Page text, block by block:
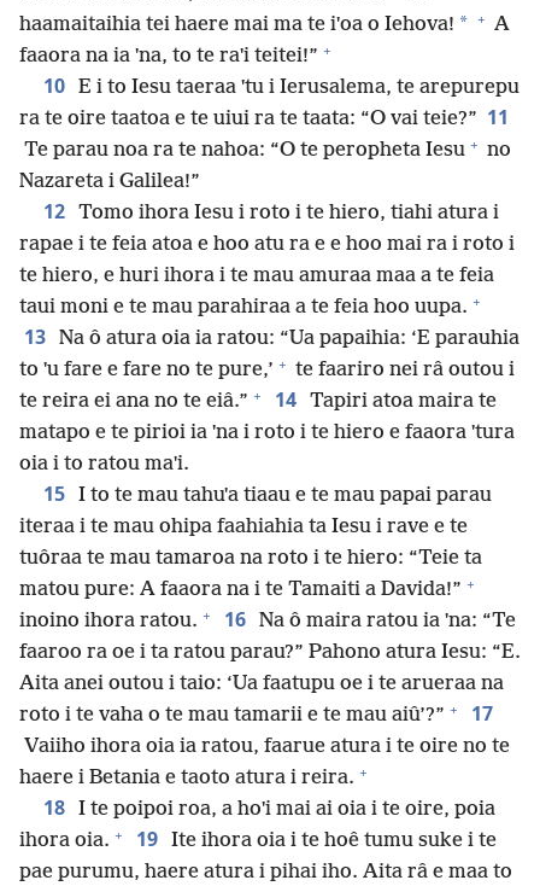
haamaitaihia tei haere mai ma te iˈoa o Iehova! * + A
faaora na ia ˈna, to te raˈi teitei!” +
10 E i to Iesu taeraa ˈtu i Ierusalema, te arepurepu
ra te oire taatoa e te uiui ra te taata: “O vai teie?” 11
Te parau noa ra te nahoa: “O te peropheta Iesu + no
Nazareta i Galilea!”
12 Tomo ihora Iesu i roto i te hiero, tiahi atura i
rapae i te feia atoa e hoo atu ra e e hoo mai ra i roto i
te hiero, e huri ihora i te mau amuraa maa a te feia
taui moni e te mau parahiraa a te feia hoo uupa. +
13 Na ô atura oia ia ratou: “Ua papaihia: ‘E parauhia
to ˈu fare e fare no te pure,’ + te faariro nei râ outou i
te reira ei ana no te eiâ.” + 14 Tapiri atoa maira te
matapo e te pirioi ia ˈna i roto i te hiero e faaora ˈtura
oia i to ratou maˈi.
15 I to te mau tahuˈa tiaau e te mau papai parau
iteraa i te mau ohipa faahiahia ta Iesu i rave e te
tuôraa te mau tamaroa na roto i te hiero: “Teie ta
matou pure: A faaora na i te Tamaiti a Davida!” +
inoino ihora ratou. + 16 Na ô maira ratou ia ˈna: “Te
faaroo ra oe i ta ratou parau?” Pahono atura Iesu: “E.
Aita anei outou i taio: ‘Ua faatupu oe i te arueraa na
roto i te vaha o te mau tamarii e te mau aiû’?” + 17
Vaiiho ihora oia ia ratou, faarue atura i te oire no te
haere i Betania e taoto atura i reira. +
18 I te poipoi roa, a hoˈi mai ai oia i te oire, poia
ihora oia. + 19 Ite ihora oia i te hoê tumu suke i te
pae purumu, haere atura i pihai iho. Aita râ e maa to